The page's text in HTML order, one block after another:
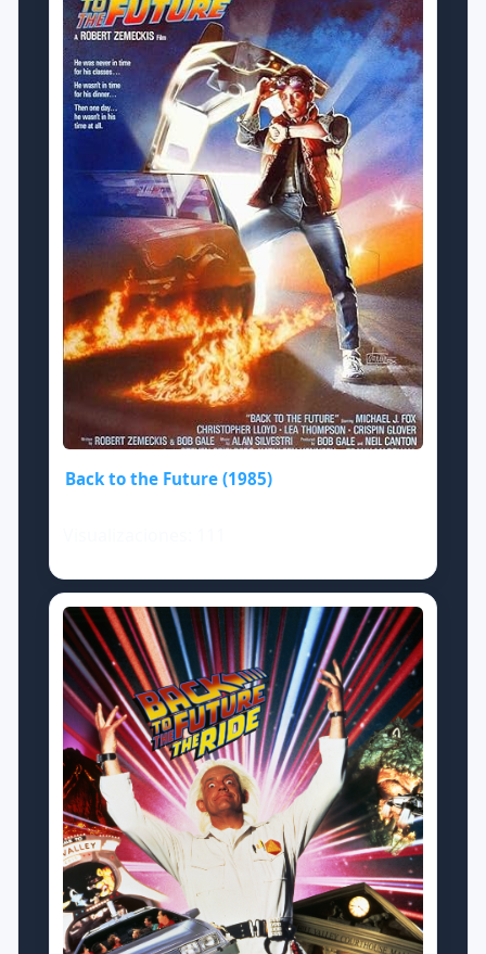
Back to the Future (1985)